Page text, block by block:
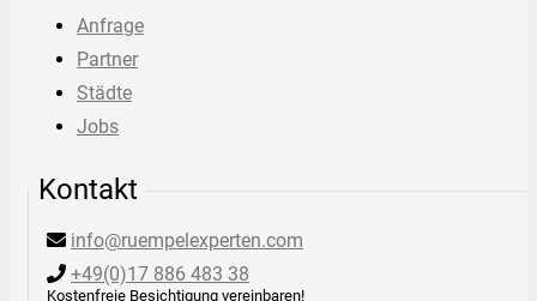
Anfrage
Partner
Städte
Jobs
Kontakt
info@ruempelexperten.com
+49(0)17 886 483 38
Kostenfreie Besichtigung vereinbaren!